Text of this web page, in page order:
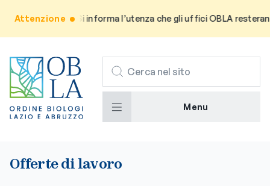
Attenzione
Avviso: Si informa l’utenza che gli uffici OBLA
CERCA
Menu
Offerte di lavoro